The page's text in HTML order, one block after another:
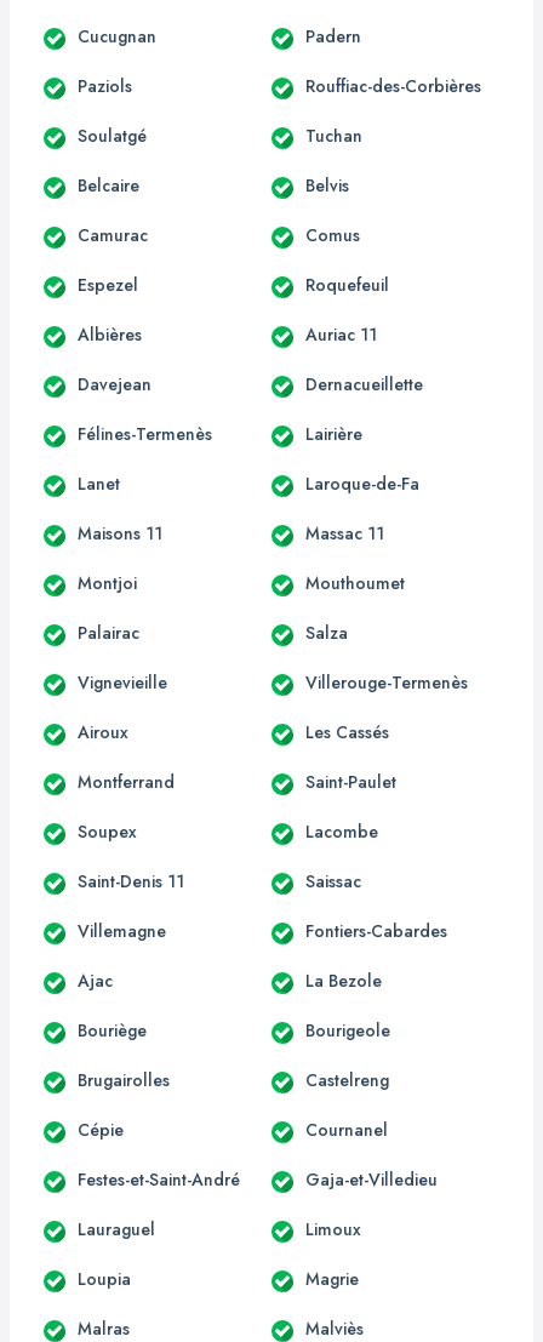
Cucugnan Padern
Paziols Rouffiac-des-Corbières
Soulatgé Tuchan
Belcaire Belvis
Camurac Comus
Espezel Roquefeuil
Albières Auriac 11
Davejean Dernacueillette
Félines-Termenès Lairière
Lanet Laroque-de-Fa
Maisons 11 Massac 11
Montjoi Mouthoumet
Palairac Salza
Vignevieille Villerouge-Termenès
Airoux Les Cassés
Montferrand Saint-Paulet
Soupex Lacombe
Saint-Denis 11 Saissac
Villemagne Fontiers-Cabardes
Ajac La Bezole
Bouriège Bourigeole
Brugairolles Castelreng
Cépie Cournanel
Festes-et-Saint-André Gaja-et-Villedieu
Lauraguel Limoux
Loupia Magrie
Malras Malviès